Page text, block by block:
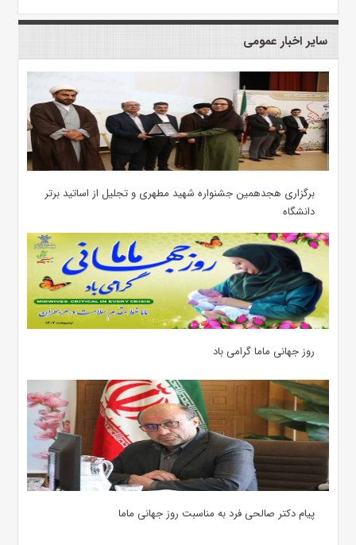
سایر اخبار عمومی
برگزاری هجدهمین جشنواره شهید مطهری و تجلیل از اساتید برتر
دانشگاه
روز جهانی ماما گرامی باد
پیام دکتر صالحی فرد به مناسبت روز جهانی ماما